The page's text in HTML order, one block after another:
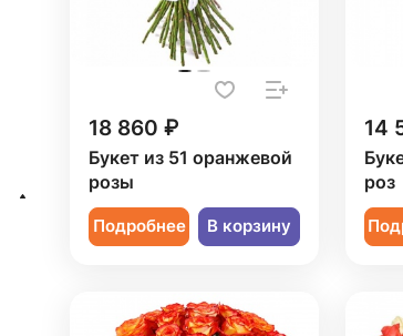
18 860 ₽
Букет из 51 оранжевой
розы
Подробнее В корзину
14
роз